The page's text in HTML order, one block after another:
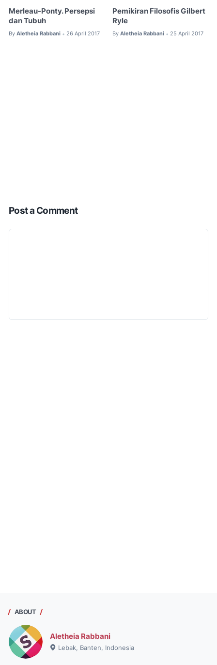
Merleau-Ponty. Persepsi
dan Tubuh
By Aletheia Rabbani • 26 April 2017
Pemikiran Filosofis Gilbert
Ryle
By Aletheia Rabbani • 25 April 2017
Post a Comment
ABOUT
Aletheia Rabbani
Lebak, Banten, Indonesia